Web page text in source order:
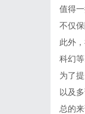
值得
不仅
此外
科幻
为了
以及
总的